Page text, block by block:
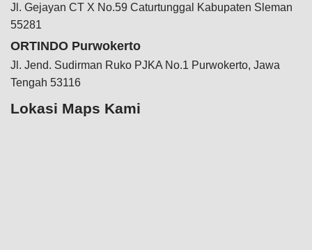
Jl. Gejayan CT X No.59 Caturtunggal Kabupaten Sleman
55281
ORTINDO Purwokerto
Jl. Jend. Sudirman Ruko PJKA No.1 Purwokerto, Jawa
Tengah 53116
Lokasi Maps Kami